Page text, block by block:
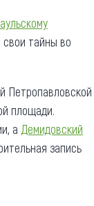
тайны во
Петропавловской
площади.
а Демидовский
запись